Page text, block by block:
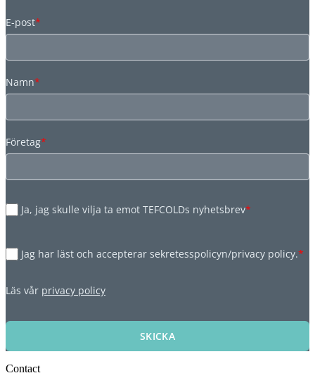
E-post*
Namn*
Företag*
Ja, jag skulle vilja ta emot TEFCOLDs nyhetsbrev*
Jag har läst och accepterar sekretesspolicyn/privacy policy.*
Läs vår privacy policy
SKICKA
Contact